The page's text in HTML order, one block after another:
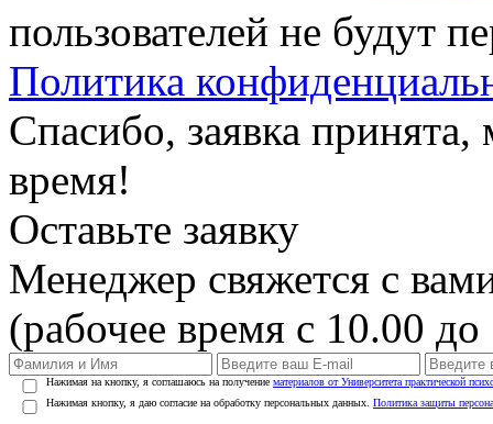
пользователей не будут
Политика
Спасибо, заявка
время!
Оставьте заявку
Менеджер свяжется с
(рабочее время с 10.00
Нажимая на кнопку, я соглашаюсь на получение материалов от Университета практической
Нажимая кнопку, я даю согласие на обработку персональных данных. Политика защиты